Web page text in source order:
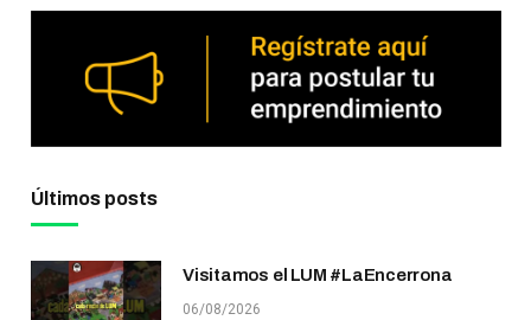
Últimos posts
Visitamos el LUM #LaEncerrona
06/08/2026